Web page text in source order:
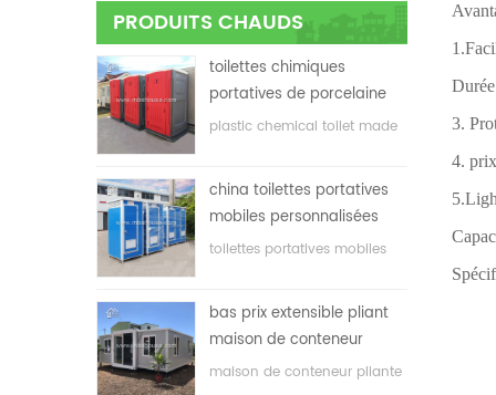
PRODUITS CHAUDS
toilettes chimiques
portatives de porcelaine
avec le prix bas
plastic chemical toilet made
china toilettes portatives
mobiles personnalisées
bon marché pour le
toilettes portatives mobiles
construction
bas prix extensible pliant
maison de conteneur
maison de conteneur pliante
3.
4.